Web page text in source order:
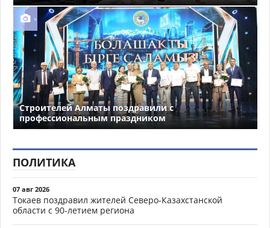
Строителей Алматы поздравили с
профессиональным праздником
ПОЛИТИКА
07 авг 2026
Токаев поздравил жителей Северо-Казахстанской
области с 90-летием региона